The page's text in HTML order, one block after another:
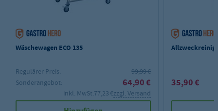
Wäschewagen ECO 135
Regulärer Preis:
99,99 €
Sonderangebot:
64,90 €
inkl. MwSt.77,23 €zzgl. Versand
35,90 €